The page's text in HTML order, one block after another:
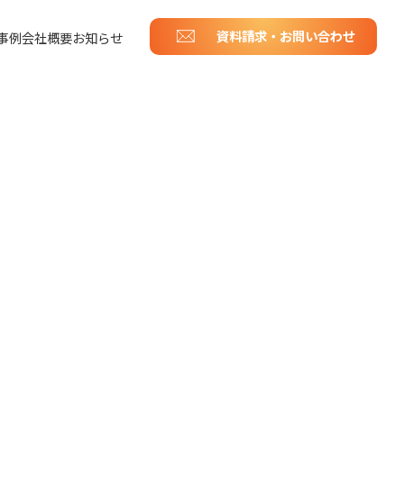
例会社概要お知らせ 資料請求・お問い合わせ